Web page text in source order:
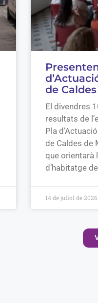
de
El divendres
resultats de
Pla
de Caldes de
que orientarà
d’habitatge
14 de juliol de 2026